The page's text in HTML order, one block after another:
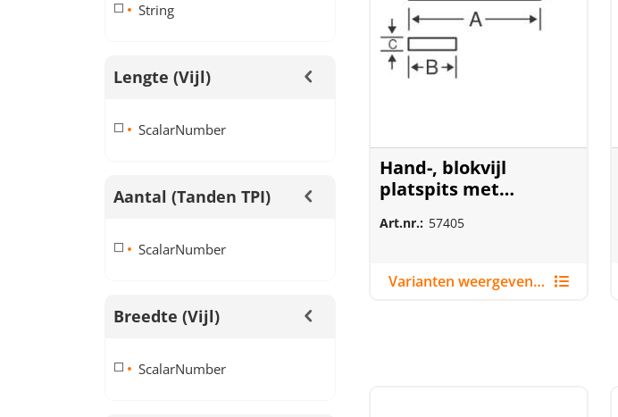
String
Lengte (vijl)
ScalarNumber
Aantal (tanden TPI)
ScalarNumber
Breedte (vijl)
ScalarNumber
Hand-, blokvijl
platspits met
Art.nr.: 57405
Varianten weergeven (12)